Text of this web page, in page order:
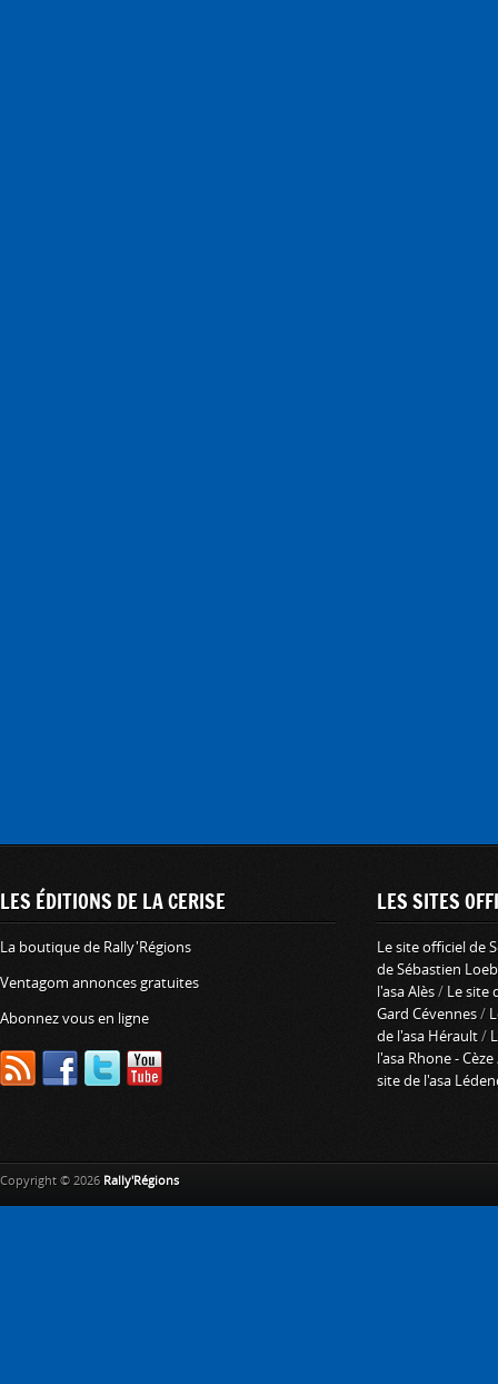
LES ÉDITIONS DE LA CERISE
La boutique de Rally'Régions
Ventagom annonces gratuites
Abonnez vous en ligne
LES SITES
Le site officiel de
de Sébastien Loeb
l'asa Alès/ Le site
Gard Cévennes/
de l'asa Hérault/
l'asa Rhone - Cèze
site de l'asa
Copyright © 2026 Rally'Régions